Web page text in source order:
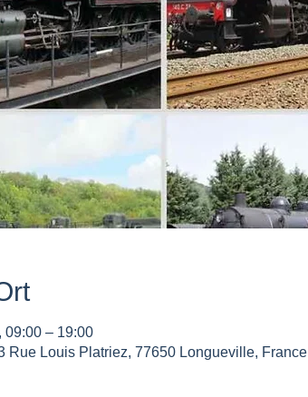
09:00 – 19:00
Rue Louis Platriez, 77650 Longueville, France